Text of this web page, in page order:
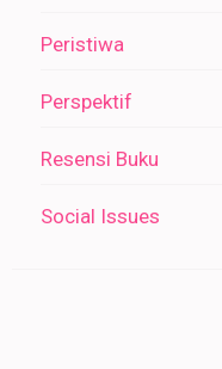
Peristiwa
Perspektif
Resensi Buku
Social Issues